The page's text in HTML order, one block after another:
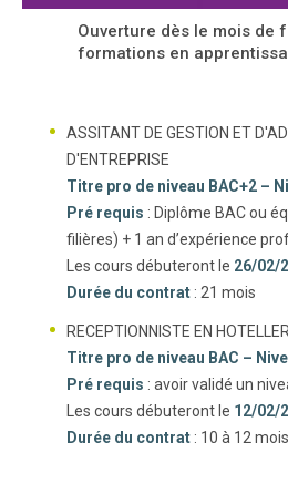
Ouverture dès le mois de
formations en
ASSITANT DE GESTION ET
D'ENTREPRISE
Titre pro de niveau BAC+2 –
Pré requis : Diplôme BAC ou
filières) + 1 an d’expérience
Les cours débuteront le 26/02/
Durée du contrat : 21 mois
RECEPTIONNISTE EN
Titre pro de niveau BAC –
Pré requis : avoir validé un
Les cours débuteront le 12/02/
Durée du contrat : 10 à 12 mois